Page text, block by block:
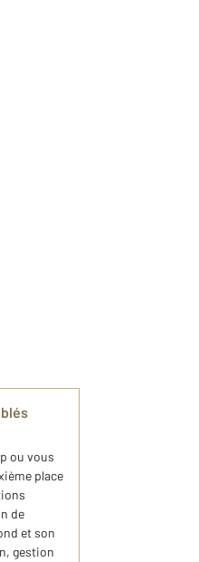
ou vous
place
de
et son
gestion